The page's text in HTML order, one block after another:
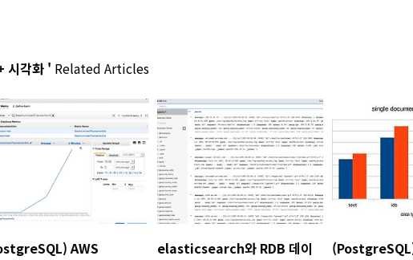
시각화 ' Related Articles
AWS
elasticsearch와 RDB 데이